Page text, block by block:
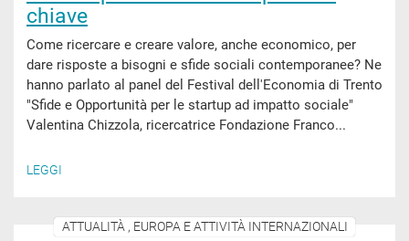
chiave
Come ricercare e creare valore, anche economico, per
dare risposte a bisogni e sfide sociali contemporanee? Ne
hanno parlato al panel del Festival dell'Economia di Trento
"Sfide e Opportunità per le startup ad impatto sociale"
Valentina Chizzola, ricercatrice Fondazione Franco...
LEGGI
ATTUALITÀ , EUROPA E ATTIVITÀ INTERNAZIONALI